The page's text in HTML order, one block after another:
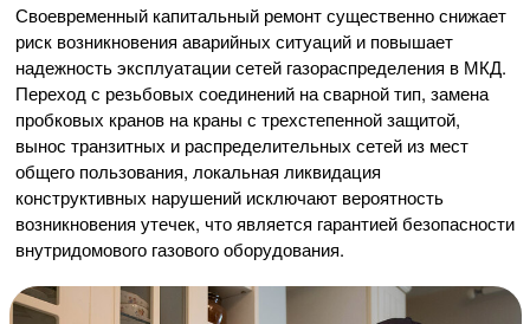
Своевременный капитальный ремонт существенно снижает
риск возникновения аварийных ситуаций и повышает
надежность эксплуатации сетей газораспределения в МКД.
Переход с резьбовых соединений на сварной тип, замена
пробковых кранов на краны с трехстепенной защитой,
вынос транзитных и распределительных сетей из мест
общего пользования, локальная ликвидация
конструктивных нарушений исключают вероятность
возникновения утечек, что является гарантией безопасности
внутридомового газового оборудования.